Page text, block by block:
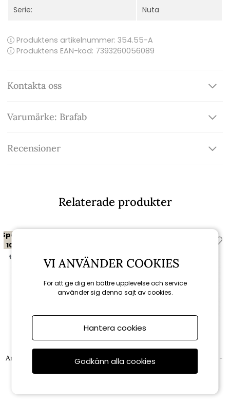
Serie: Nuta
Produktens artikelnummer: 354.55-A
Produktens EAN-kod: 7393260056089
Kontakta oss
Varumärke: Brafab
Recensioner
Relaterade produkter
Spara
10%
till 16/8
Brafab
Arket cafébord 70x70 H74 cm -
till 16/8
Brafab
Arket cafébord Ø 70 H74 cm -
mineralgrå
VI ANVÄNDER COOKIES
För att ge dig en bättre upplevelse och service
använder sig denna sajt av cookies.
Hantera cookies
Godkänn alla cookies